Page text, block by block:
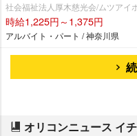
社会福祉法人厚木慈光会/ムツアイ
時給1,225円～1,375円
アルバイト・パート / 神奈川県
オリコンニュース イ